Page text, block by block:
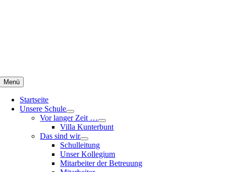
Menü
Startseite
Unsere Schule
Vor langer Zeit …
Villa Kunterbunt
Das sind wir
Schulleitung
Unser Kollegium
Mitarbeiter der Betreuung